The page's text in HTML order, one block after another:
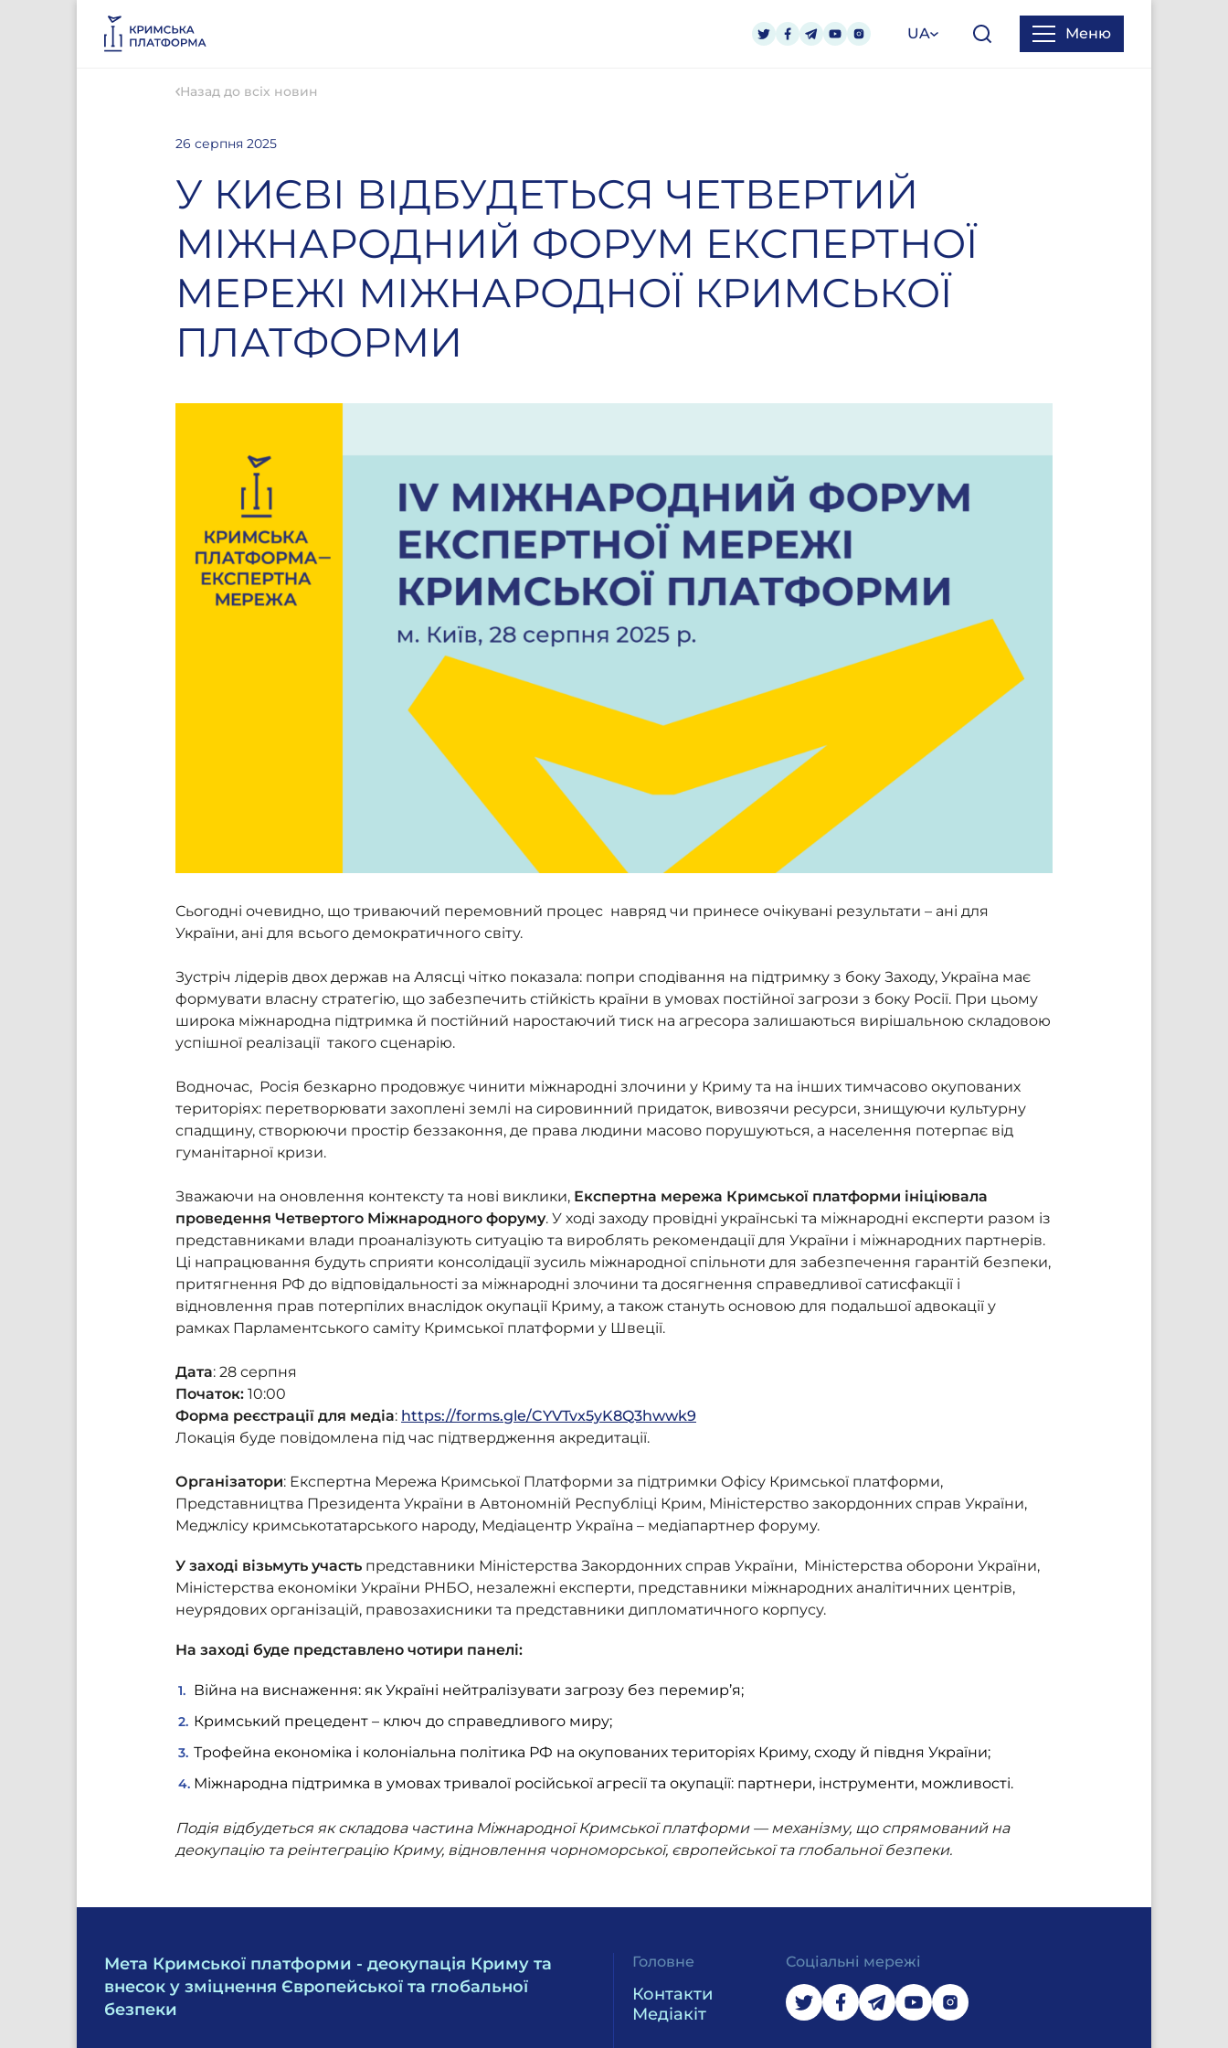
UA Меню
Назад до всіх новин
26 серпня 2025
У КИЄВІ ВІДБУДЕТЬСЯ ЧЕТВЕРТИЙ
МІЖНАРОДНИЙ ФОРУМ ЕКСПЕРТНОЇ
МЕРЕЖІ МІЖНАРОДНОЇ КРИМСЬКОЇ
ПЛАТФОРМИ
Сьогодні очевидно, що триваючий перемовний процес навряд чи принесе очікувані результати – ані для
України, ані для всього демократичного світу.
Зустріч лідерів двох держав на Алясці чітко показала: попри сподівання на підтримку з боку Заходу, Україна має
формувати власну стратегію, що забезпечить стійкість країни в умовах постійної загрози з боку Росії. При цьому
широка міжнародна підтримка й постійний наростаючий тиск на агресора залишаються вирішальною складовою
успішної реалізації такого сценарію.
Водночас, Росія безкарно продовжує чинити міжнародні злочини у Криму та на інших тимчасово окупованих
територіях: перетворювати захоплені землі на сировинний придаток, вивозячи ресурси, знищуючи культурну
спадщину, створюючи простір беззаконня, де права людини масово порушуються, а населення потерпає від
гуманітарної кризи.
Зважаючи на оновлення контексту та нові виклики, Експертна мережа Кримської платформи ініціювала
проведення Четвертого Міжнародного форуму. У ході заходу провідні українські та міжнародні експерти разом із
представниками влади проаналізують ситуацію та вироблять рекомендації для України і міжнародних партнерів.
Ці напрацювання будуть сприяти консолідації зусиль міжнародної спільноти для забезпечення гарантій безпеки,
притягнення РФ до відповідальності за міжнародні злочини та досягнення справедливої сатисфакції і
відновлення прав потерпілих внаслідок окупації Криму, а також стануть основою для подальшої адвокації у
рамках Парламентського саміту Кримської платформи у Швеції.
Дата: 28 серпня
Початок: 10:00
Форма реєстрації для медіа: https://forms.gle/CYVTvx5yK8Q3hwwk9
Локація буде повідомлена під час підтвердження акредитації.
Організатори: Експертна Мережа Кримської Платформи за підтримки Офісу Кримської платформи,
Представництва Президента України в Автономній Республіці Крим, Міністерство закордонних справ України,
Меджлісу кримськотатарського народу, Медіацентр Україна – медіапартнер форуму.
У заході візьмуть участь представники Міністерства Закордонних справ України, Міністерства оборони України,
Міністерства економіки України РНБО, незалежні експерти, представники міжнародних аналітичних центрів,
неурядових організацій, правозахисники та представники дипломатичного корпусу.
На заході буде представлено чотири панелі:
Війна на виснаження: як Україні нейтралізувати загрозу без перемир’я;
Кримський прецедент – ключ до справедливого миру;
Трофейна економіка і колоніальна політика РФ на окупованих територіях Криму, сходу й півдня України;
Міжнародна підтримка в умовах тривалої російської агресії та окупації: партнери, інструменти, можливості.
Подія відбудеться як складова частина Міжнародної Кримської платформи — механізму, що спрямований на
деокупацію та реінтеграцію Криму, відновлення чорноморської, європейської та глобальної безпеки.
Мета Кримської платформи - деокупація Криму та
внесок у зміцнення Європейської та глобальної
безпеки
Головне
Контакти
Медіакіт
Соціальні мережі